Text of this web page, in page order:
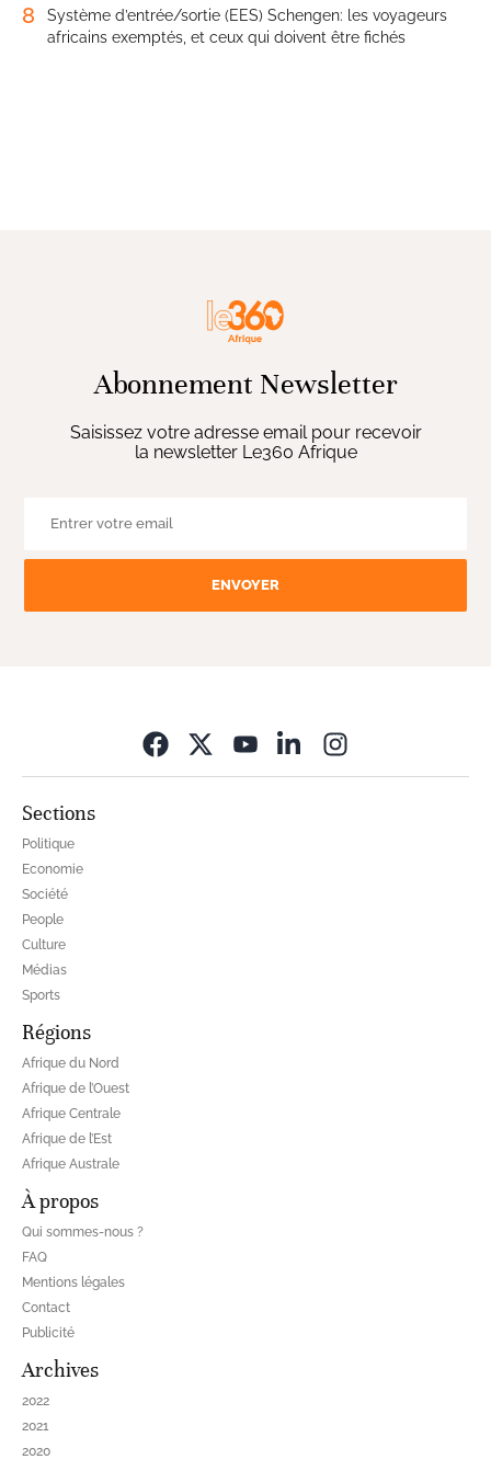
8
Système d’entrée/sortie (EES) Schengen: les voyageurs
africains exemptés, et ceux qui doivent être fichés
Abonnement Newsletter
Saisissez votre adresse email pour recevoir
la newsletter Le360 Afrique
ENVOYER
Sections
Politique
Economie
Société
People
Culture
Médias
Sports
Régions
Afrique du Nord
Afrique de l’Ouest
Afrique Centrale
Afrique de l’Est
Afrique Australe
À propos
Qui sommes-nous ?
FAQ
Mentions légales
Contact
Publicité
Archives
2022
2021
2020